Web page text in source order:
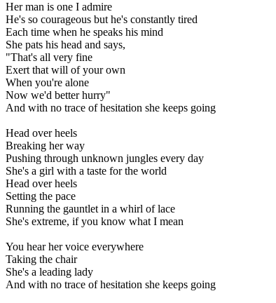
Her man is one I admire
He's so courageous but he's constantly tired
Each time when he speaks his mind
She pats his head and says,
"That's all very fine
Exert that will of your own
When you're alone
Now we'd better hurry"
And with no trace of hesitation she keeps going
Head over heels
Breaking her way
Pushing through unknown jungles every day
She's a girl with a taste for the world
Head over heels
Setting the pace
Running the gauntlet in a whirl of lace
She's extreme, if you know what I mean
You hear her voice everywhere
Taking the chair
She's a leading lady
And with no trace of hesitation she keeps going